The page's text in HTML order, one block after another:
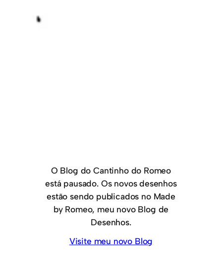
O Blog do Cantinho do Romeo
está pausado. Os novos desenhos
estão sendo publicados no Made
by Romeo, meu novo Blog de
Desenhos.
Visite meu novo Blog